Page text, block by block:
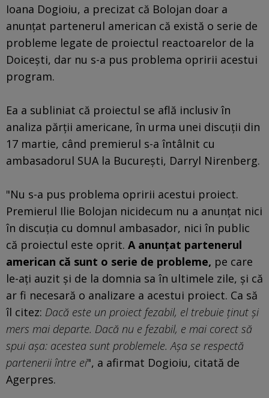
Ioana Dogioiu, a precizat că Bolojan doar a
anunțat partenerul american că există o serie de
probleme legate de proiectul reactoarelor de la
Doicești, dar nu s-a pus problema opririi acestui
program.
Ea a subliniat că proiectul se află inclusiv în
analiza părții americane, în urma unei discuții din
17 martie, când premierul s-a întâlnit cu
ambasadorul SUA la București, Darryl Nirenberg.
"Nu s-a pus problema opririi acestui proiect.
Premierul Ilie Bolojan nicidecum nu a anunțat nici
în discuția cu domnul ambasador, nici în public
că proiectul este oprit. A anunțat partenerul
american că sunt o serie de probleme, pe care
le-ați auzit și de la domnia sa în ultimele zile, și că
ar fi necesară o analizare a acestui proiect. Ca să
îl citez: Dacă este un proiect fezabil, el trebuie ținut și
mers mai departe. Dacă nu e fezabil, e mai corect să
spui așa: acestea sunt problemele. Așa se respectă
partenerii între ei", a afirmat Dogioiu, citată de
Agerpres.